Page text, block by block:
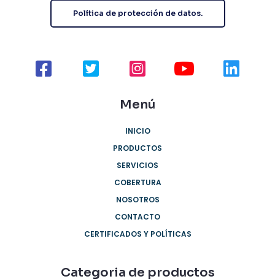
Política de protección de datos.
Menú
INICIO
PRODUCTOS
SERVICIOS
COBERTURA
NOSOTROS
CONTACTO
CERTIFICADOS Y POLÍTICAS
Categoria de productos